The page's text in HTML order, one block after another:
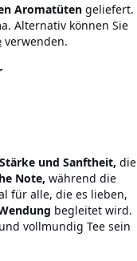
Aromatüten geliefert.
Alternativ können Sie
verwenden.
und Sanftheit, die
Note, während die
für alle, die es lieben,
begleitet wird.
vollmundig Tee sein